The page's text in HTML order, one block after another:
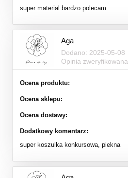
super material bardzo polecam
Aga
Dodano: 2025-05-08
Opinia zweryfikowana
Ocena produktu:
Ocena sklepu:
Ocena dostawy:
Dodatkowy komentarz:
super koszulka konkursowa, piekna